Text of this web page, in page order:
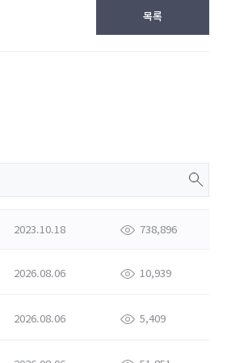
목록
2023.10.18 738,896
2026.08.06 10,939
2026.08.06 5,409